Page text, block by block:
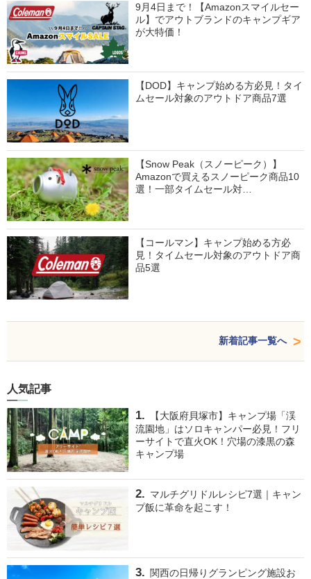
9月4日まで！【Amazonスマイルセー
ル】でアウトブランドのキャンプギア
が大特価！
【DOD】キャンプ始める方必見！タイ
ムセール対象のアウトドア商品7選
【Snow Peak（スノーピーク）】
Amazonで買えるスノーピーク商品10
選！一部タイムセール対…
【コールマン】キャンプ始める方必
見！タイムセール対象のアウトドア商
品5選
新着記事一覧へ
人気記事
【大阪府貝塚市】キャンプ場「渓
流園地」はソロキャンパー必見！フリ
ーサイトで直火OK！穴場の漆黒の森
キャンプ場
マルチグリドルレシピ7選｜キャン
プ飯に革命を起こす！
関西の日帰りグランピング施設お